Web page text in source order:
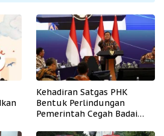
Kehadiran Satgas PHK
Bentuk Perlindungan
Pemerintah Cegah Badai